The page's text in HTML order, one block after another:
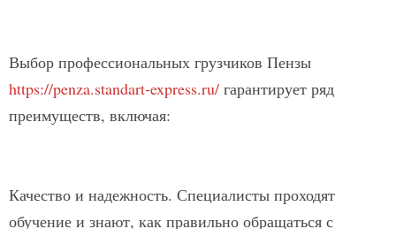
Выбор профессиональных грузчиков Пензы
https://penza.standart-express.ru/ гарантирует ряд
преимуществ, включая:
Качество и надежность. Специалисты проходят
обучение и знают, как правильно обращаться с